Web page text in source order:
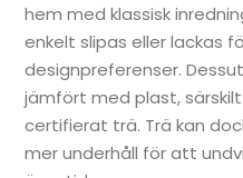
hem med klassisk
enkelt slipas eller lackas
designpreferenser.
jämfört med plast,
certifierat trä. Trä kan
mer underhåll för att